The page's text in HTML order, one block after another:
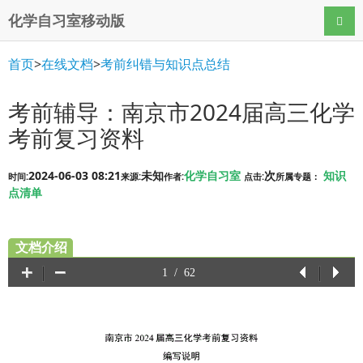
化学自习室移动版 导航
首页>在线文档>考前纠错与知识点总结
考前辅导：南京市2024届高三化学
考前复习资料
时间:2024-06-03 08:21来源:未知作者:化学自习室 点击:次所属专题： 知识
点清单
文档介绍